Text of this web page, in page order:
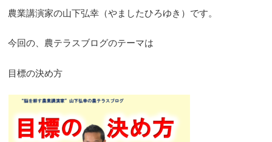
農業講演家の山下弘幸（やましたひろゆき）です。
今回の、農テラスブログのテーマは
目標の決め方